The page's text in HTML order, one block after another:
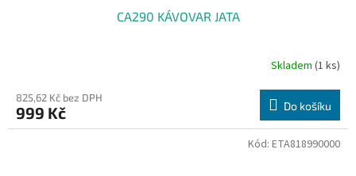
CA290 KÁVOVAR JATA
Skladem (1 ks)
825,62 Kč bez DPH
999 Kč Do košíku
Kód: ETA818990000